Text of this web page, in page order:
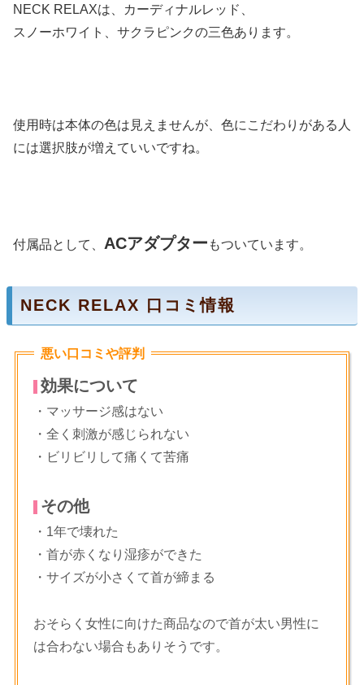
NECK RELAXは、カーディナルレッド、
スノーホワイト、サクラピンクの三色あります。
使用時は本体の色は見えませんが、色にこだわりがある人
には選択肢が増えていいですね。
付属品として、 ACアダプター もついています。
NECK RELAX 口コミ情報
悪い口コミや評判
効果について
・マッサージ感はない
・全く刺激が感じられない
・ビリビリして痛くて苦痛
その他
・1年で壊れた
・首が赤くなり湿疹ができた
・サイズが小さくて首が締まる
おそらく女性に向けた商品なので首が太い男性に
は合わない場合もありそうです。